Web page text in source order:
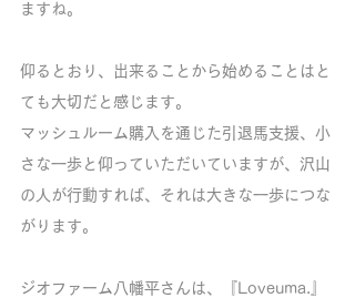
ますね。
仰るとおり、出来ることから始めることはと
ても大切だと感じます。
マッシュルーム購入を通じた引退馬支援、小
さな一歩と仰っていただいていますが、沢山
の人が行動すれば、それは大きな一歩につな
がります。
ジオファーム八幡平さんは、『Loveuma.』